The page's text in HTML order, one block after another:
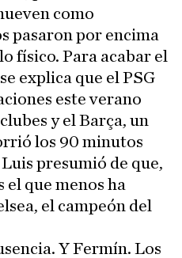
como
pasaron por encima
físico. Para acabar el
explica que el PSG
este verano
y el Barça, un
los 90 minutos
presumió de que,
el que menos ha
el campeón del
Y Fermín. Los